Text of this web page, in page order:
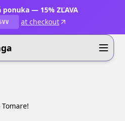
ponuka — 15% ZĽAVA
at checkout